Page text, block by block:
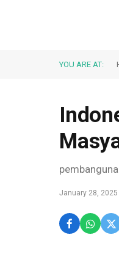
YOU ARE AT:
January 28, 2025